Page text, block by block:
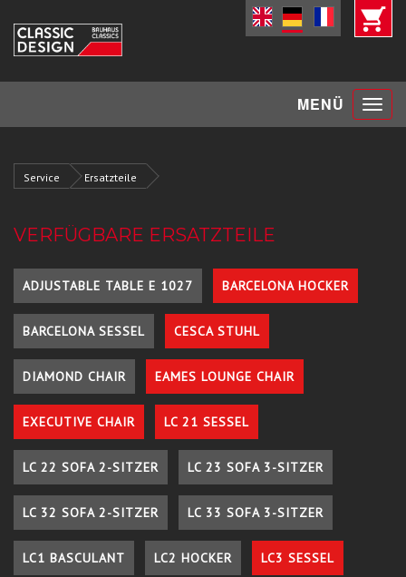
MENÜ Toggle
Service Ersatzteile
VERFÜGBARE ERSATZTEILE
ADJUSTABLE TABLE E 1027 BARCELONA HOCKER
BARCELONA SESSEL CESCA STUHL
DIAMOND CHAIR EAMES LOUNGE CHAIR
EXECUTIVE CHAIR LC 21 SESSEL
LC 22 SOFA 2-SITZER LC 23 SOFA 3-SITZER
LC 32 SOFA 2-SITZER LC 33 SOFA 3-SITZER
LC1 BASCULANT LC2 HOCKER LC3 SESSEL